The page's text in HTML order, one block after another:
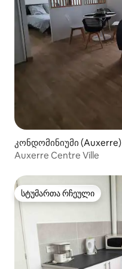
კონდომინიუმი (Auxerre)
Auxerre Centre Ville
სტუმართა რჩეული
სტუმართა რჩეული